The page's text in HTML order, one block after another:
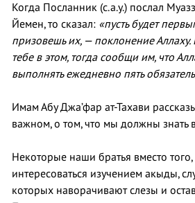
Когда Посланник (с.а.у.) послал
Йемен, то сказал: «пусть будет
призовешь их, — поклонение
тебе в этом, тогда сообщи им, что
выполнять ежедневно пять
Имам Абу Джа’фар ат-Тахави
важном, о том, что мы должны знать
Некоторые наши братья вместо
интересоваться изучением акыды,
которых наворачивают слезы и